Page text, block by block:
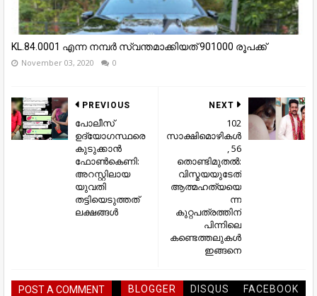
KL.84.0001 എന്ന നമ്പർ സ്വന്തമാക്കിയത് 901000 രൂപക്ക്
November 03, 2020 0
NEXT
102
സാക്ഷിമൊഴികള്‍
, 56
തൊണ്ടിമുതൽ:
വിസ്മയയുടേത്
ആത്മഹത്യയെ
ന്ന
കുറ്റപത്രത്തിന്
പിന്നിലെ
കണ്ടെത്തലുകൾ
ഇങ്ങനെ
PREVIOUS
പോലീസ്
ഉദ്യോഗസ്ഥരെ
കുടുക്കാൻ
ഫോണ്‍കെണി:
അറസ്റ്റിലായ
യുവതി
തട്ടിയെടുത്തത്
ലക്ഷങ്ങൾ
POST A COMMENT BLOGGER DISQUS FACEBOOK